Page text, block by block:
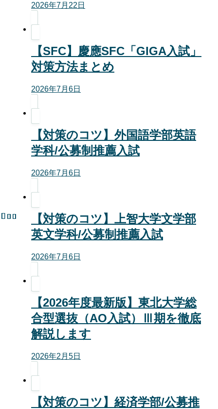
2026年7月22日
【SFC】慶應SFC「GIGA入試」
対策方法まとめ
2026年7月6日
【対策のコツ】外国語学部英語
学科/公募制推薦入試
2026年7月6日
【対策のコツ】上智大学文学部
英文学科/公募制推薦入試
2026年7月6日
【2026年度最新版】東北大学総
合型選抜（AO入試）Ⅲ期を徹底
解説します
2026年2月5日
【対策のコツ】経済学部/公募推